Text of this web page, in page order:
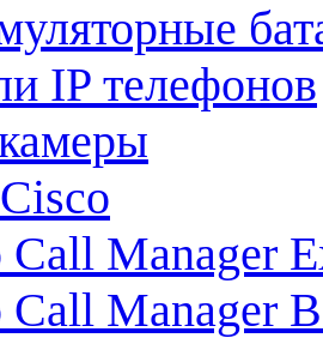
IP телефонов
Call Manager
Call Manager